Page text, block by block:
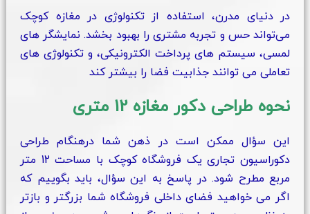
در دنیای مدرن، استفاده از تکنولوژی در مغازه کوچک
می‌تواند حس و تجربه مشتری را بهبود بخشد. نمایشگر های
لمسی، سیستم‌ های پرداخت الکترونیکی، و تکنولوژی‌ های
تعاملی می‌ توانند جذابیت فضا را بیشتر کند
نحوه طراحی دکور مغازه 12 متری
این سؤال ممکن است در ذهن شما درهنگام طراحی
دکوراسیون تجاری یک فروشگاه کوچک با مساحت 12 متر
مربع مطرح شود. در پاسخ به این سؤال، باید بگوییم که
اگر می خواهید فضای داخلی فروشگاه شما بزرگتر و بازتر